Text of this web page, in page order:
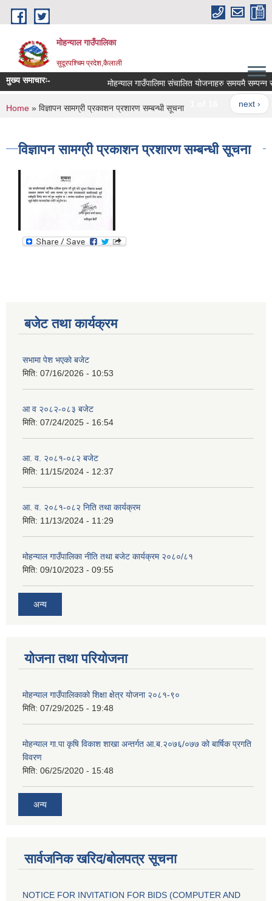
Skip to main content
मोहन्याल गाउँपालिका
सुदूरपश्चिम प्रदेश,कैलाली
मुख्य समाचारः- मोहन्याल गाउँपालिमा संचालित योजनाहरु समयमै सम्पन्न
next ›
You are here
Home » विज्ञापन सामग्री प्रकाशन प्रशारण सम्बन्धी सूचना
विज्ञापन सामग्री प्रकाशन प्रशारण सम्बन्धी सूचना
बजेट तथा कार्यक्रम
सभामा पेश भएको बजेट
मिति: 07/16/2026 - 10:53
आ व २०८२-०८३ बजेट
मिति: 07/24/2025 - 16:54
आ. व. २०८१-०८२ बजेट
मिति: 11/15/2024 - 12:37
आ. व. २०८१-०८२ निति तथा कार्यक्रम
मिति: 11/13/2024 - 11:29
मोहन्याल गाउँपालिका नीति तथा बजेट कार्यक्रम २०८०/८१
मिति: 09/10/2023 - 09:55
अन्य
योजना तथा परियोजना
मोहन्याल गाउँपालिकाको शिक्षा क्षेत्र योजना २०८१-९०
मिति: 07/29/2025 - 19:48
मोहन्याल गा.पा कृषि विकाश शाखा अन्तर्गत आ.ब.२०७६/०७७ को बार्षिक प्रगति
विवरण
मिति: 06/25/2020 - 15:48
अन्य
सार्वजनिक खरिद/बोलपत्र सूचना
NOTICE FOR INVITATION FOR BIDS (COMPUTER AND